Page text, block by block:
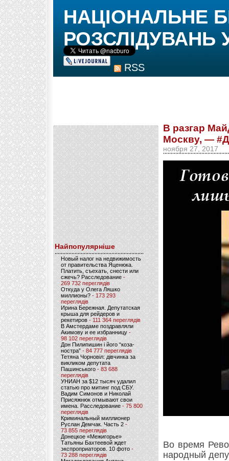
RSS
НАЦІОНАЛЬНЕ
РОЗСЛІДУВАНЬ
Найпопулярніше
Новый налог на недвижимость
от правительства Яценюка.
Платить, съехать, снести или
сжечь? Расследование-
269 732 переглядів
Откуда у Олега Ляшко
миллионы? - 173 293
переглядів
Ирина Бережная. Депутатская
крыша для рейдеров и
рекетиров - 111 364 переглядів
В Амстердаме поздравляли
Акимову и ее избранницу -
98 102 переглядів
Дон Пилипишин і його “коза-
ностра” - 84 777 переглядів
Тетяна Чорновіл: дівчинка за
викликом депутата
Пашинського- 83 688
переглядів
УНИАН за $12 тысяч удалил
статью про митинг под СБУ.
Вадим Симонов и Николай
Присяжнюк отмывают свои
имена. Расследование - 75 800
переглядів
Криминальный миллионер
Руслан Демчак. Часть 2-
73 855 переглядів
Донецкое «Межигорье»
Татьяны Бахтеевой ждет
экспроприаторов. 10 фото -
73 288 переглядів
В разгар
Москву, —
ноября 27, 2017
Во время
народный